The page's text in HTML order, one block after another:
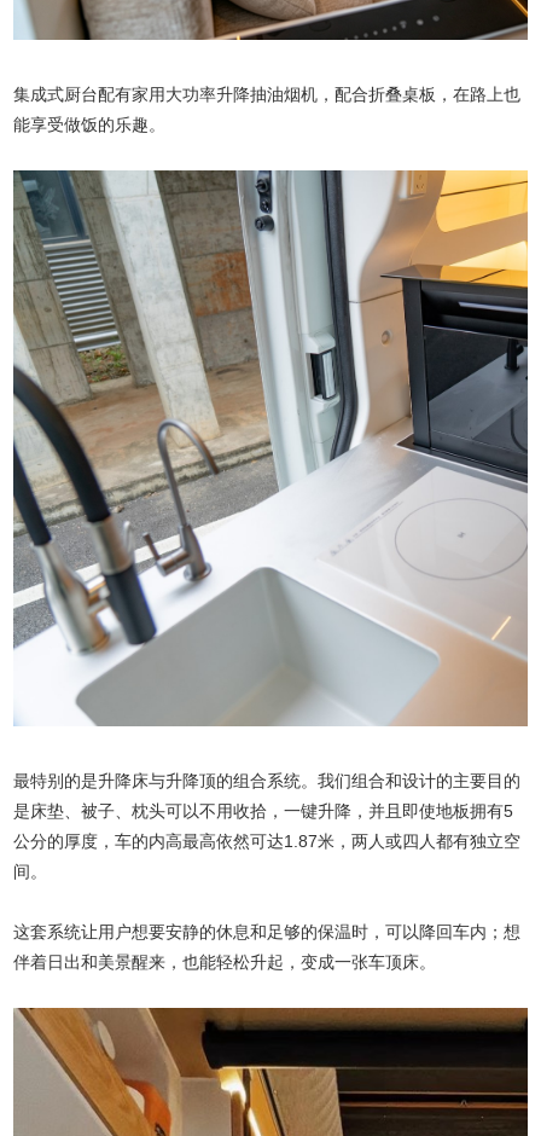
集成式厨台配有家用大功率升降抽油烟机，配合折叠桌板，在路上也
能享受做饭的乐趣。
最特别的是升降床与升降顶的组合系统。我们组合和设计的主要目的
是床垫、被子、枕头可以不用收拾，一键升降，并且即使地板拥有5
公分的厚度，车的内高最高依然可达1.87米，两人或四人都有独立空
间。
这套系统让用户想要安静的休息和足够的保温时，可以降回车内；想
伴着日出和美景醒来，也能轻松升起，变成一张车顶床。